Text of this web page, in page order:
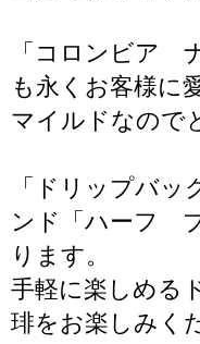
「コロンビア
も永くお客様に
マイルドなので
「ドリップバッ
ンド「ハーフ
ります。
手軽に楽しめる
琲をお楽しみく